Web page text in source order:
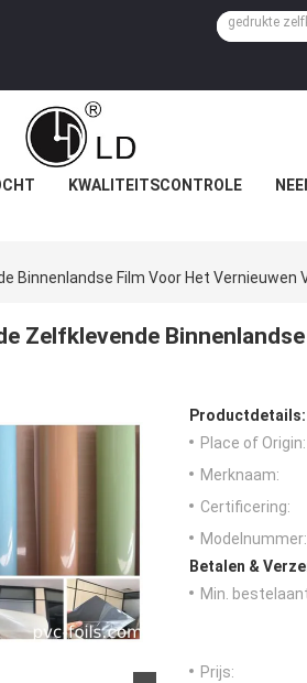
KWALITEITSCONTROLE
Binnenlandse Film Voor Het Vernieuwen
Zelfklevende
Productdetails:
Place of Origin:
Merknaam:
Certificering:
Modelnummer:
Betalen &
Min.
Prijs: